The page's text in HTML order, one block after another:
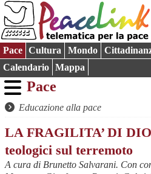
Pace Cultura Mondo
Calendario
Mappa
Pace
Educazione alla pace
LA FRAGILITA’ DI
teologici sul terremoto
A cura di Brunetto Salvarani. Con